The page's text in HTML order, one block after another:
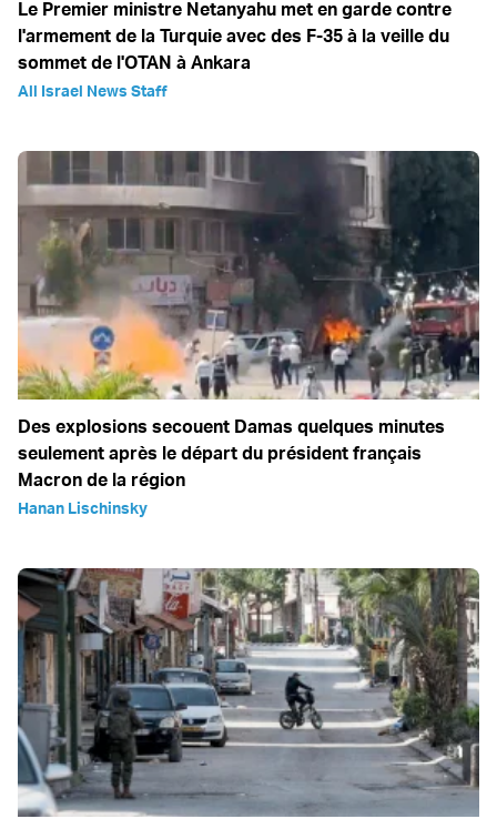
Le Premier ministre Netanyahu met en garde contre
l'armement de la Turquie avec des F-35 à la veille du
sommet de l'OTAN à Ankara
All Israel News Staff
Des explosions secouent Damas quelques minutes
seulement après le départ du président français
Macron de la région
Hanan Lischinsky